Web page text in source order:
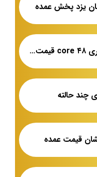
یزد پخش عمده
مرکز فروش فیبر نوری ۴۸ core قیمت عمده
چند حالته